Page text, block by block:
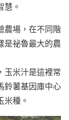
慧。
農場，在不同階
是祕魯最大的農
玉米汁是這裡常
鈴薯基因庫中心
米種。